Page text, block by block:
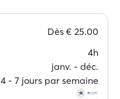
Dès € 25.00
4h
janv. ‐ déc.
4 ‐ 7 jours par semaine